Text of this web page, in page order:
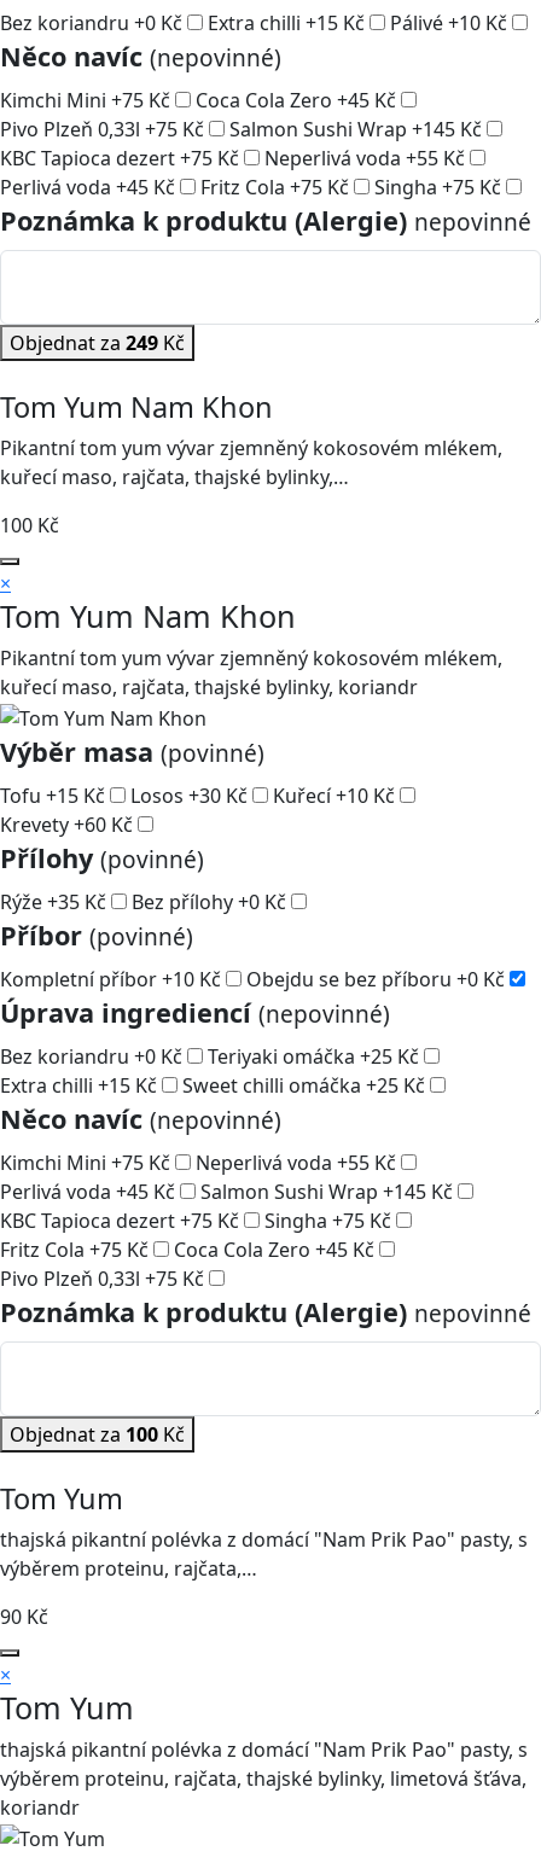
Bez koriandru +0 Kč Extra chilli +15 Kč Pálivé+10 Kč
Něco navíc (nepovinné)
Kimchi Mini +75 Kč Coca Cola Zero +45 Kč
Pivo Plzeň 0,33l +75 Kč Salmon Sushi Wrap +145 Kč
KBC Tapioca dezert+75 Kč Neperlivá voda +55 Kč
Perlivá voda +45 Kč Fritz Cola +75 Kč Singha +75 Kč
Poznámka k produktu (Alergie) nepovinné
Objednat za 249 Kč
Tom Yum Nam Khon
Pikantní tom yum vývar zjemněný kokosovém mlékem,
kuřecí maso, rajčata, thajské bylinky,…
100 Kč
×
Tom Yum Nam Khon
Pikantní tom yum vývar zjemněný kokosovém mlékem,
kuřecí maso, rajčata, thajské bylinky, koriandr
Výběr masa (povinné)
Tofu +15 Kč Losos +30 Kč Kuřecí+10 Kč
Krevety+60 Kč
Přílohy (povinné)
Rýže+35 Kč Bez přílohy+0 Kč
Příbor (povinné)
Kompletní příbor+10 Kč Obejdu se bez příboru +0 Kč
Úprava ingrediencí (nepovinné)
Bez koriandru +0 Kč Teriyaki omáčka +25 Kč
Extra chilli +15 Kč Sweet chilli omáčka +25 Kč
Něco navíc (nepovinné)
Kimchi Mini +75 Kč Neperlivá voda +55 Kč
Perlivá voda +45 Kč Salmon Sushi Wrap +145 Kč
KBC Tapioca dezert+75 Kč Singha +75 Kč
Fritz Cola +75 Kč Coca Cola Zero +45 Kč
Pivo Plzeň 0,33l +75 Kč
Poznámka k produktu (Alergie) nepovinné
Objednat za 100 Kč
Tom Yum
thajská pikantní polévka z domácí "Nam Prik Pao" pasty, s
výběrem proteinu, rajčata,…
90 Kč
×
Tom Yum
thajská pikantní polévka z domácí "Nam Prik Pao" pasty, s
výběrem proteinu, rajčata, thajské bylinky, limetová šťáva,
koriandr